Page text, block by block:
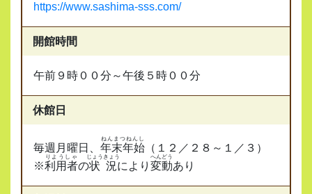
https://www.sashima-sss.com/
開館時間
午前９時００分～午後５時００分
休館日
毎週月曜日、 年末年始
ねんまつねんし
（１２／２８～１／３）
※利用者
りようしゃ
の状況
じょうきょう
により 変動
へんどう
あり